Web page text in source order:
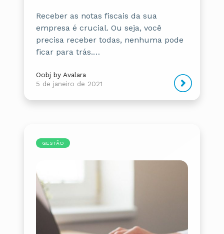
Receber as notas fiscais da sua
empresa é crucial. Ou seja, você
precisa receber todas, nenhuma pode
ficar para trás.…
Oobj by Avalara
5 de janeiro de 2021
GESTÃO